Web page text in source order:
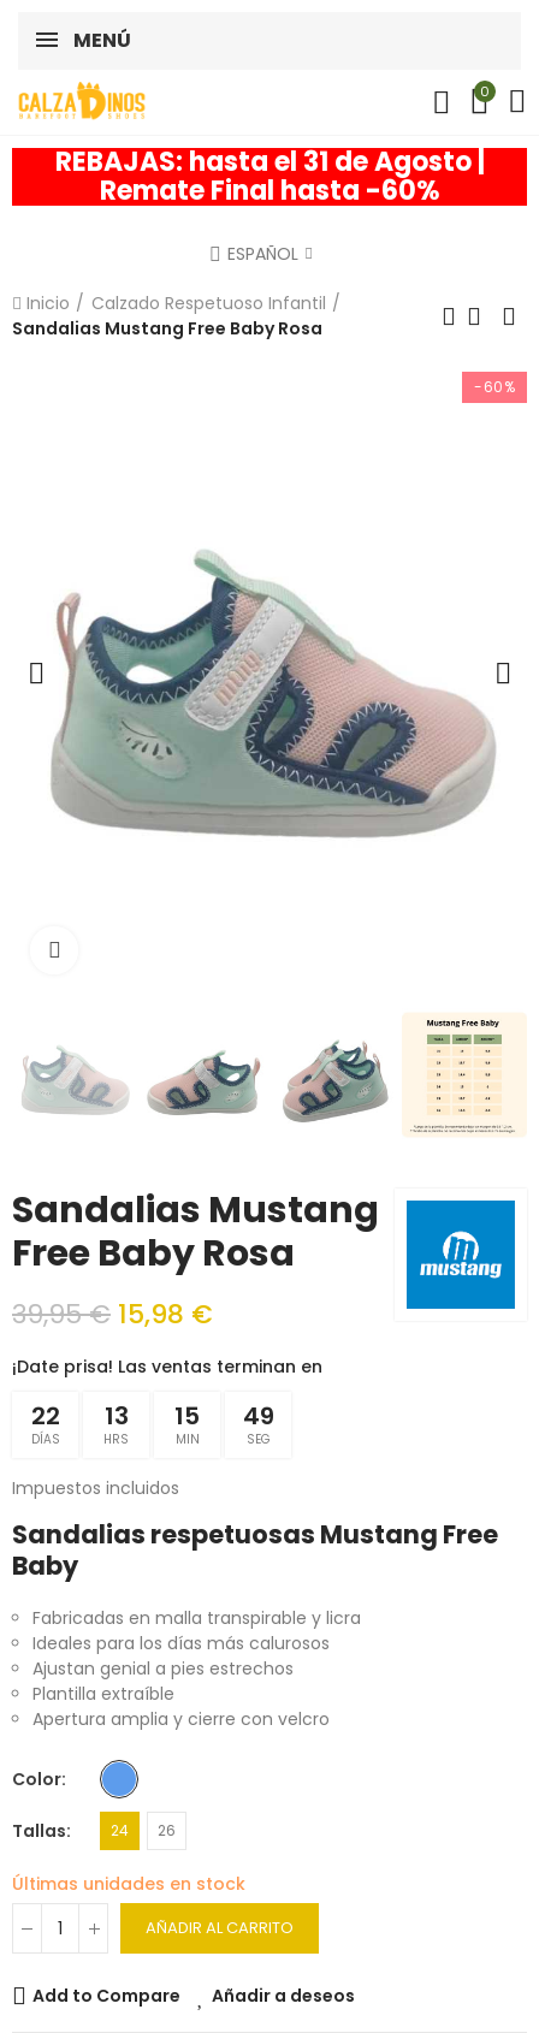
MENÚ
0
REBAJAS: hasta el 31 de Agosto |
Remate Final hasta -60%
ESPAÑOL
Inicio
Calzado Respetuoso Infantil
Sandalias Mustang Free Baby Rosa
-60%
Sandalias Mustang
Free Baby Rosa
39,95 € 15,98 €
¡Date prisa! Las ventas terminan en
22
DÍAS
13
HRS
15
MIN
49
SEG
Impuestos incluidos
Sandalias respetuosas Mustang Free
Baby
Fabricadas en malla transpirable y licra
Ideales para los días más calurosos
Ajustan genial a pies estrechos
Plantilla extraíble
Apertura amplia y cierre con velcro
Color
Tallas 24 26
Últimas unidades en stock
AÑADIR AL CARRITO
Add to Compare Añadir a deseos